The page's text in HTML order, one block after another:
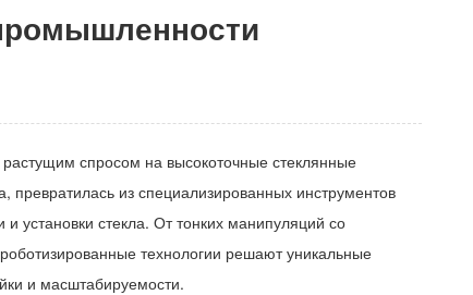
спросом на высокоточные стеклянные
превратилась из специализированных инструментов
установки стекла. От тонких манипуляций со
технологии решают уникальные
и масштабируемости.